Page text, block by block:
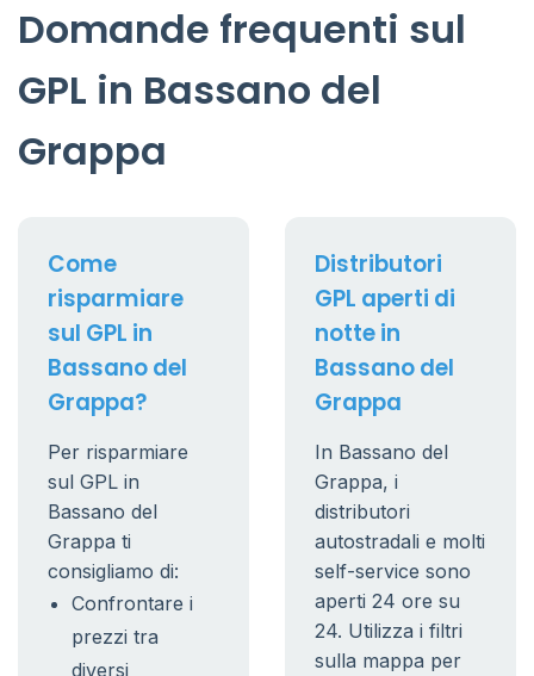
Domande frequenti sul
GPL in Bassano del
Grappa
Come
risparmiare
sul GPL in
Bassano del
Grappa?
Per risparmiare
sul GPL in
Bassano del
Grappa ti
consigliamo di:
Confrontare i
prezzi tra
diversi
Distributori
GPL aperti di
notte in
Bassano del
Grappa
In Bassano del
Grappa, i
distributori
autostradali e molti
self-service sono
aperti 24 ore su
24. Utilizza i filtri
sulla mappa per